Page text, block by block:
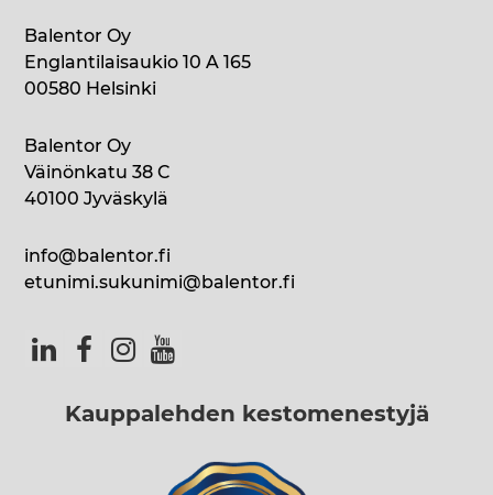
Balentor Oy
Englantilaisaukio 10 A 165
00580 Helsinki
Balentor Oy
Väinönkatu 38 C
40100 Jyväskylä
info@balentor.fi
etunimi.sukunimi@balentor.fi
Kauppalehden kestomenestyjä